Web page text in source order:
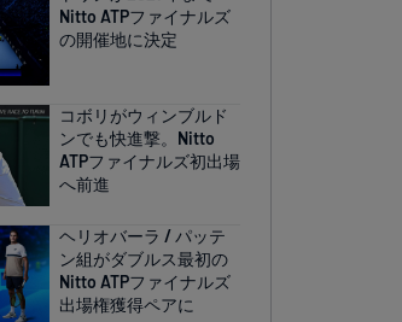
Nitto ATPファイナルズ
の開催地に決定
コボリがウィンブルド
ンでも快進撃。Nitto
ATPファイナルズ初出場
へ前進
ヘリオバーラ / パッテ
ン組がダブルス最初の
Nitto ATPファイナルズ
出場権獲得ペアに